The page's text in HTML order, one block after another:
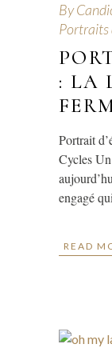
By
Portraits
: LA
Portrait
Cycles
engagé
READ